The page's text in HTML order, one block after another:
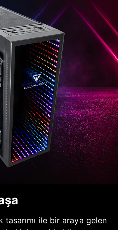
tasarımı ile bir araya gelen